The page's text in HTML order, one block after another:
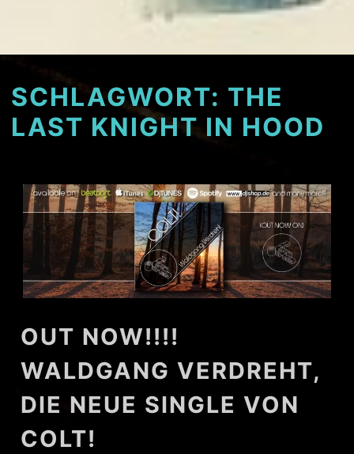
SCHLAGWORT: THE
LAST KNIGHT IN HOOD
OUT NOW!!!!
WALDGANG VERDREHT,
DIE NEUE SINGLE VON
COLT!